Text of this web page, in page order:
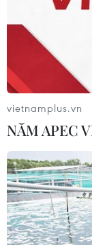
định nhận
06/08/2026 11:29
Khởi động
đạt chuẩn văn
Nam 2026
06/08/2026 10:42
Xã Tây Giang
hóa Cơ Tu lần
vietnamplus.vn
NĂM APEC